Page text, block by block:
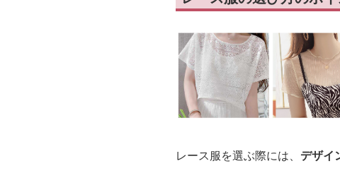
レース服を選ぶ際には、 デザイ